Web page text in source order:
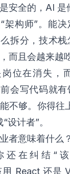
安全的，AI 是
架构师”。能决
拆分，技术
而且会越来越
位在消失，
会写代码就
不够。你得往
设计者”。
者意味着什么？
还在纠结“
用 React 还是